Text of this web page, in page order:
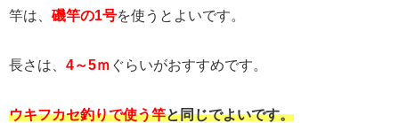
竿は、 磯竿の1号を使うとよいです。
長さは、 4～5ｍ ぐらいがおすすめです。
ウキフカセ釣りで使う竿と同じでよいです。